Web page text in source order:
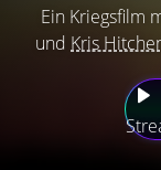
Ein Kriegsfilm
und Kris